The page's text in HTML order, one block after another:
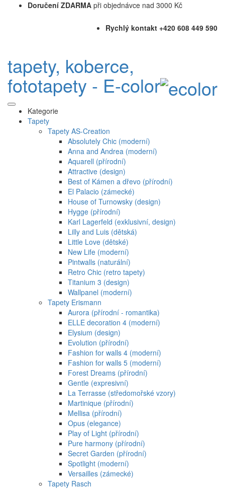
Doručení ZDARMA při objednávce nad 3000 Kč
Rychlý kontakt +420 608 449 590
tapety, koberce,
fototapety - E-color
Kategorie
Tapety
Tapety AS-Creation
Absolutely Chic (moderní)
Anna and Andrea (moderní)
Aquarell (přírodní)
Attractive (design)
Best of Kámen a dřevo (přírodní)
El Palacio (zámecké)
House of Turnowsky (design)
Hygge (přírodní)
Karl Lagerfeld (exklusivní, design)
Lilly and Luis (dětská)
Little Love (dětské)
New Life (moderní)
Pintwalls (naturální)
Retro Chic (retro tapety)
Titanium 3 (design)
Wallpanel (moderní)
Tapety Erismann
Aurora (přírodní - romantika)
ELLE decoration 4 (moderní)
Elysium (design)
Evolution (přírodní)
Fashion for walls 4 (moderní)
Fashion for walls 5 (moderní)
Forest Dreams (přírodní)
Gentle (expresivní)
La Terrasse (středomořské vzory)
Martinique (přírodní)
Mellisa (přírodní)
Opus (elegance)
Play of Light (přírodní)
Pure harmony (přírodní)
Secret Garden (přírodní)
Spotlight (moderní)
Versailles (zámecké)
Tapety Rasch